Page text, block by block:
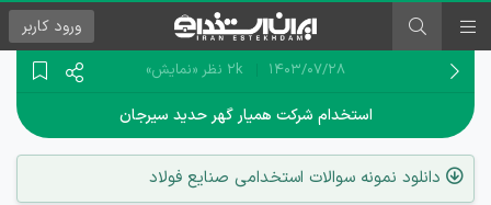
ورود کاربر
۱۴۰۳/۰۷/۲۸ 2k نظر «نمایش»
استخدام شرکت همیار گهر حدید سیرجان
دانلود نمونه سوالات استخدامی صنایع فولاد